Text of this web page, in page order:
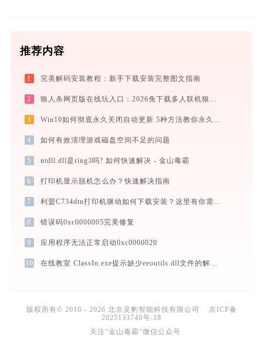
推荐内容
1 完美解码安装教程：新手下载安装完整图文指南
2 狼人杀网页版在线玩入口：2026免下载多人联机狼人杀，新手实战晋级攻略
3 Win10如何彻底永久关闭自动更新 5种方法教你永久关闭win10自动更新
4 如何有效清理游戏磁盘空间不足的问题
5 ntdll.dll是ring3吗? 如何快速解决 - 金山毒霸
6 打印机显示脱机怎么办？快速解决指南
7 利盟C734dtn打印机驱动如何下载安装？这里有你需要的所有信息
8 错误码0xc0000005完美修复
9 应用程序无法正常启动0xc0000020
10 在线教室 ClassIn.exe提示缺少eeoutils.dll文件的解决办法
版权所有© 2010 - 2026 北京灵豹智能科技有限公司
京ICP备
2025133740号-18
关注“金山毒霸”微信公众号